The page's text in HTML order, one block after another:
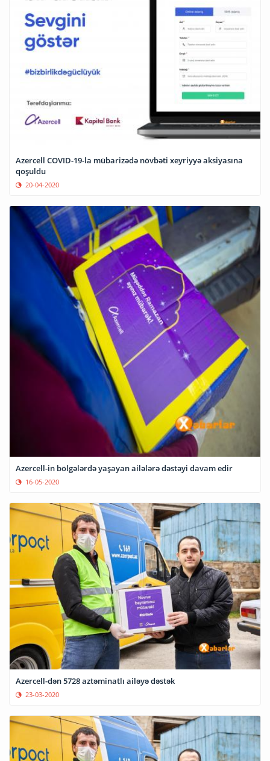
Azercell COVID-19-la mübarizədə növbəti xeyriyyə aksiyasına
qoşuldu
20-04-2020
Azercell-in bölgələrdə yaşayan ailələrə dəstəyi davam edir
16-05-2020
Azercell-dən 5728 aztəminatlı ailəyə dəstək
23-03-2020